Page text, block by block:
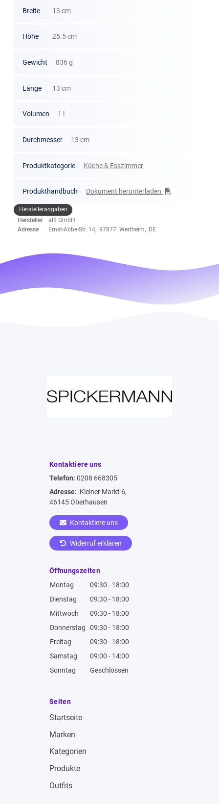
Breite 13 cm
Höhe 25.5 cm
Gewicht 836 g
Länge 13 cm
Volumen 1 l
Durchmesser 13 cm
Produktkategorie Küche & Esszimmer
Produkthandbuch Dokument herunterladen
Herstellerangaben
Hersteller
alfi GmbH
Adresse
Ernst-Abbe-Str. 14, 97877 Wertheim, DE
Kontaktiere uns
Telefon: 0208 668305
Adresse: Kleiner Markt 6,
46145 Oberhausen
Kontaktiere uns
Widerruf erklären
Öffnungszeiten
Montag
09:30 - 18:00
Dienstag
09:30 - 18:00
Mittwoch
09:30 - 18:00
Donnerstag
09:30 - 18:00
Freitag
09:30 - 18:00
Samstag
09:00 - 14:00
Sonntag
Geschlossen
Seiten
Startseite
Marken
Kategorien
Produkte
Outfits